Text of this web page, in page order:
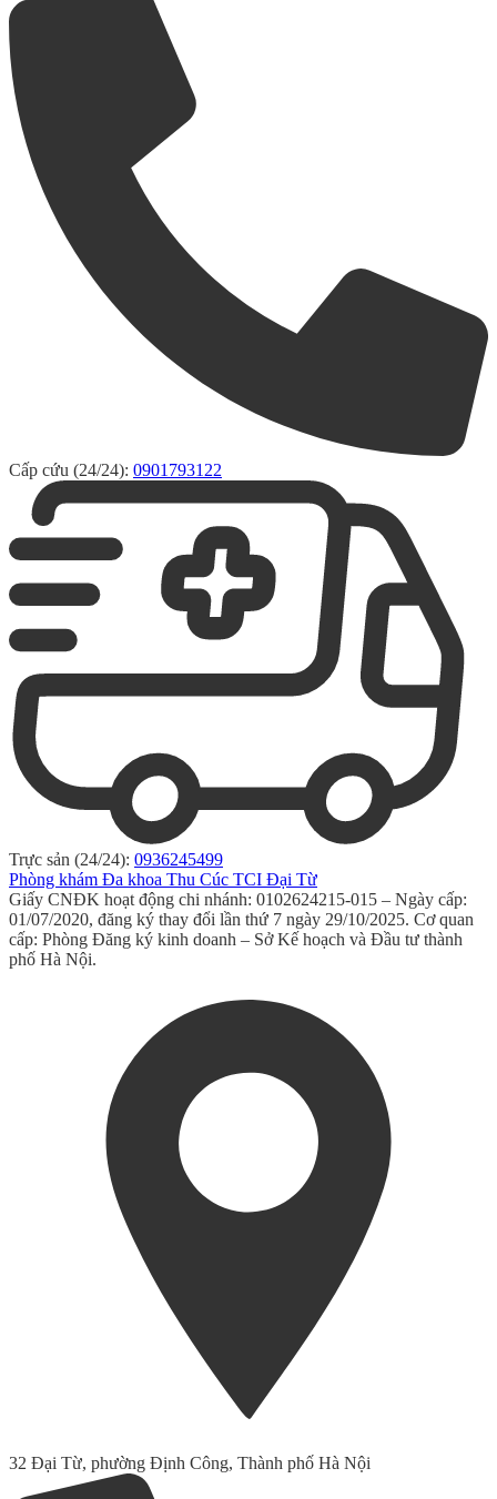
Cấp cứu (24/24): 0901793122
Trực sản (24/24): 0936245499
Phòng khám Đa khoa Thu Cúc TCI Đại Từ
Giấy CNĐK hoạt động chi nhánh: 0102624215-015 – Ngày cấp:
01/07/2020, đăng ký thay đổi lần thứ 7 ngày 29/10/2025. Cơ quan
cấp: Phòng Đăng ký kinh doanh – Sở Kế hoạch và Đầu tư thành
phố Hà Nội.
32 Đại Từ, phường Định Công, Thành phố Hà Nội